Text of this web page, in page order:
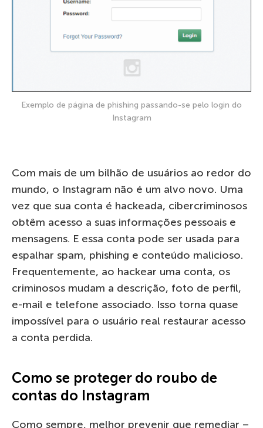
Exemplo de página de phishing passando-se pelo login do
Instagram
Com mais de um bilhão de usuários ao redor do
mundo, o Instagram não é um alvo novo. Uma
vez que sua conta é hackeada, cibercriminosos
obtêm acesso a suas informações pessoais e
mensagens. E essa conta pode ser usada para
espalhar spam, phishing e conteúdo malicioso.
Frequentemente, ao hackear uma conta, os
criminosos mudam a descrição, foto de perfil,
e-mail e telefone associado. Isso torna quase
impossível para o usuário real restaurar acesso
a conta perdida.
Como se proteger do roubo de
contas do Instagram
Como sempre, melhor prevenir que remediar –